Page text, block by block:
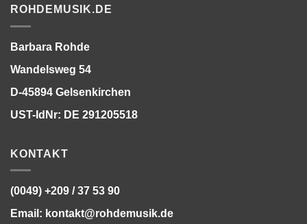
ROHDEMUSIK.DE
Barbara Rohde
Wandelsweg 54
D-45894 Gelsenkirchen
UST-IdNr: DE 291205518
KONTAKT
(0049) +209 / 37 53 90
Email: kontakt@rohdemusik.de